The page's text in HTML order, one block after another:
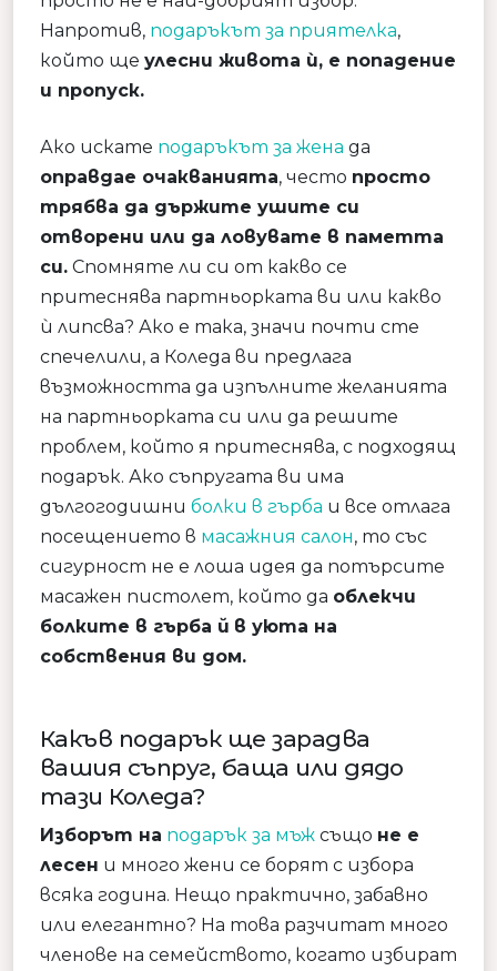
Напротив, подаръкът за приятелка,
който ще улесни живота ѝ, е попадение
и пропуск.
Ако искате подаръкът за жена да
оправдае очакванията, често просто
трябва да държите ушите си
отворени или да ловувате в паметта
си. Спомняте ли си от какво се
притеснява партньорката ви или какво
ѝ липсва? Ако е така, значи почти сте
спечелили, а Коледа ви предлага
възможността да изпълните желанията
на партньорката си или да решите
проблем, който я притеснява, с подходящ
подарък. Ако съпругата ви има
дългогодишни болки в гърба и все отлага
посещението в масажния салон, то със
сигурност не е лоша идея да потърсите
масажен пистолет, който да облекчи
болките в гърба й в уюта на
собствения ви дом.
Какъв подарък ще зарадва
вашия съпруг, баща или дядо
тази Коледа?
Изборът на подарък за мъж също не е
лесен и много жени се борят с избора
всяка година. Нещо практично, забавно
или елегантно? На това разчитат много
членове на семейството, когато избират